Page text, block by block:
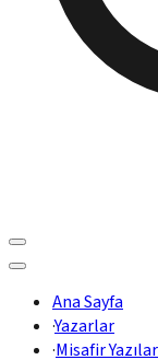
Ana Sayfa
·Yazarlar
·Misafir